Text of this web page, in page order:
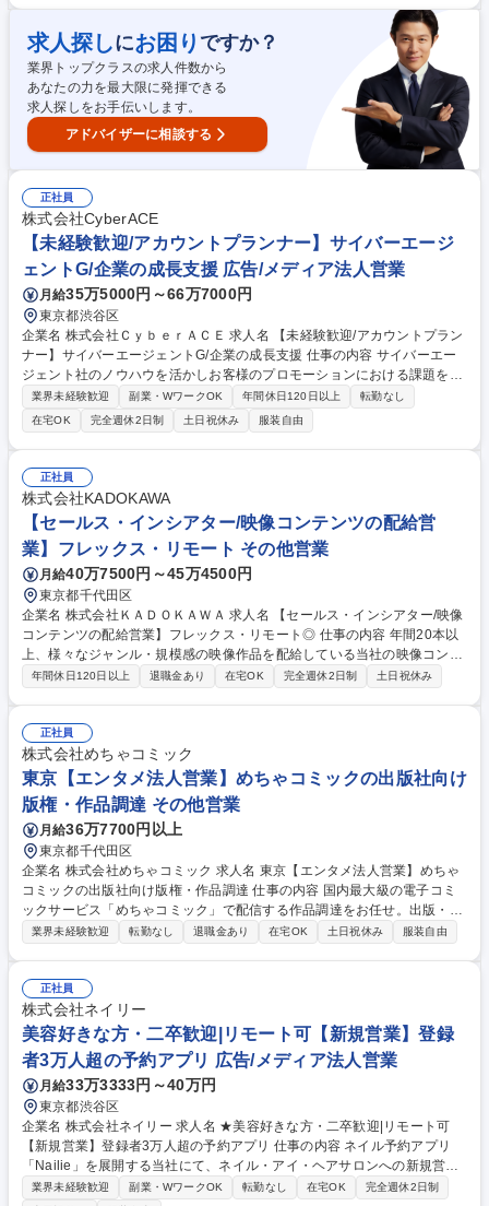
・大規模ダンスイベント（大学ダンスサークル日本一決定戦、FASHION
DANCE NIGHT等）の企画立案・制作進行。 ・法人への協賛・タイアップ
提案営業。ダンサーへの出演者声掛け。 ・イベントコンテンツとなるCM/
PV等の映像制作ディレクション業務。 ・ダンスイベント事業部のメンバ
ーマネジメントも兼任いただきます。 募集職種 【中目黒/イベントプロデ
ューサー(管理職)】ダンス業界の未来を創る人材募集◎
求人探しにお困り ですか？
業界トップクラスの求人件数から
あなたの力を最大限に発揮できる
求人探しをお手伝いします。
アドバイザーに相談する
正社員
株式会社CyberACE
【未経験歓迎/アカウントプランナー】サイバーエージ
ェントG/企業の成長支援 広告/メディア法人営業
月給35万5000円～66万7000円
東京都渋谷区
企業名 株式会社ＣｙｂｅｒＡＣＥ 求人名 【未経験歓迎/アカウントプラン
ナー】サイバーエージェントG/企業の成長支援 仕事の内容 サイバーエー
ジェント社のノウハウを活かしお客様のプロモーションにおける課題をも
とに、Web広告を基軸としたマーケティング戦略の企画・提案～運用ディ
レクション、振返りまでを一気通貫して行います。 【業務内容】・クライ
アントのプロモーションにおける課題のヒアリング ・Web広告をメイン
としたデジタルマーケティング戦略の企画,立案,提案 ・広告配信までのデ
ィレクション ・結果を踏まえた振り返り,施策提案 ・サイバーエージェン
ト広告事業部との連携・協業 【顧客層】金融・通販・美容コスメ等幅広い
業界で実績有。顧客の事業成長のための施策として提案します。 募集職種
【未経験歓迎/アカウントプランナー】サイバーエージェントG/企業の成長
支援
業界未経験歓迎 副業・WワークOK 年間休日120日以上
転勤なし
在宅OK
完全週休2日制 土日祝休み 服装自由
正社員
株式会社KADOKAWA
【セールス・インシアター/映像コンテンツの配給営
業】フレックス・リモート その他営業
月給40万7500円～45万4500円
東京都千代田区
企業名 株式会社ＫＡＤＯＫＡＷＡ 求人名 【セールス・インシアター/映像
コンテンツの配給営業】フレックス・リモート◎ 仕事の内容 年間20本以
上、様々なジャンル・規模感の映像作品を配給している当社の映像コンテ
ンツの配給営業、インシアター業務をご担当。現状のトレンドを分析し、
主要シネコン（TOHOシネマズ、SMT、ティ・ジョイ等）の営業窓口 ・劇
場内装飾のプラン立てや、予告編等の興行会社に対する交渉 ・局外のアニ
メ作品や、他社宣伝作品を配給する際に、作品の窓口となり、宣伝プラン
を一緒に構築し実行する 募集職種 【セールス・インシアター/映像コンテ
ンツの配給営業】フレックス・リモート◎
年間休日120日以上 退職金あり 在宅OK 完全週休2日制 土日祝休み
正社員
株式会社めちゃコミック
東京【エンタメ法人営業】めちゃコミックの出版社向け
版権・作品調達 その他営業
月給36万7700円以上
東京都千代田区
企業名 株式会社めちゃコミック 求人名 東京【エンタメ法人営業】めちゃ
コミックの出版社向け版権・作品調達 仕事の内容 国内最大級の電子コミ
ックサービス「めちゃコミック」で配信する作品調達をお任せ。出版・エ
ンタメ業界での営業経験を活かし、出版社との強固な関係構築を通じて作
タ分析、定例会でのレポート ※エンタメ業界での法人営業や版権ビジネス
の知見・交渉力を活かし、サービスの成長を牽引するポジションです。 募
集職種 東京【エンタメ法人営業】めちゃコミックの出版社向け版権・作品
調達
業界未経験歓迎 転勤なし 退職金あり 在宅OK 土日祝休み 服装自由
正社員
株式会社ネイリー
美容好きな方・二卒歓迎|リモート可【新規営業】登録
者3万人超の予約アプリ 広告/メディア法人営業
月給33万3333円～40万円
東京都渋谷区
企業名 株式会社ネイリー 求人名 ★美容好きな方・二卒歓迎|リモート可
【新規営業】登録者3万人超の予約アプリ 仕事の内容 ネイル予約アプリ
「Nailie」を展開する当社にて、ネイル・アイ・ヘアサロンへの新規営業
を担当いただきます！自社媒体の広告枠提案を中心に、新規開拓から企
業界未経験歓迎 副業・WワークOK 転勤なし 在宅OK
完全週休2日制